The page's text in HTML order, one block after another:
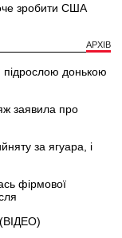
зробити США
АРХІВ
підрослою донькою
заявила про
за ягуара, і
фірмової
(ВІДЕО)